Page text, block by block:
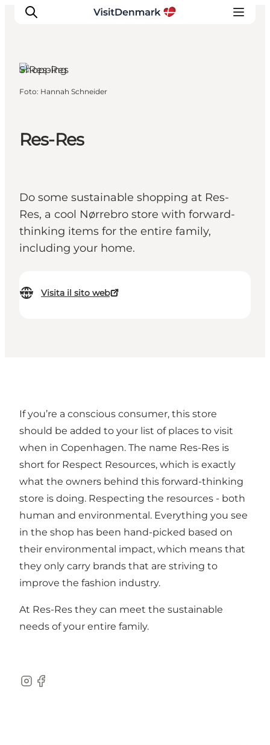
Cosa fare
Res-Res
Do some sustainable shopping at Res-
Res, a cool Nørrebro store with forward-
thinking items for the entire family,
including your home.
Visita il sito web
Shopping
Foto: Hannah Schneider
If you’re a conscious consumer, this store
should be added to your list of places to visit
when in Copenhagen. The name Res-Res is
short for Respect Resources, which is exactly
what the owners behind this forward-thinking
store is doing. Respecting the resources - both
human and environmental. Everything you see
in the shop has been hand-picked based on
their environmental impact, which means that
they only carry brands that are striving to
improve the fashion industry.
At Res-Res they can meet the sustainable
needs of your entire family.
Instagram
Facebook